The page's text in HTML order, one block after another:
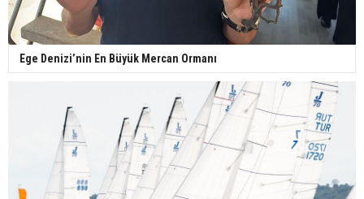
Ege Denizi’nin En Büyük Mercan Ormanı